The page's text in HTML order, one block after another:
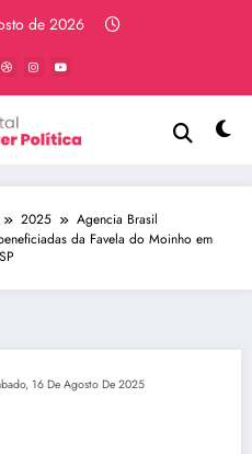
de 2026
2025
Agencia Brasil
da Favela do Moinho em
SP
16 De Agosto De 2025